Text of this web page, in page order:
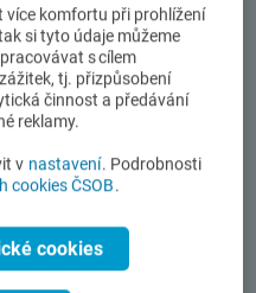
bezpečí, ať už na vodě
všechny vášnivé
na cestách.
komfortu při prohlížení
si tyto údaje můžeme
s cílem
tj. přizpůsobení
činnost a předávání
reklamy.
v nastavení. Podrobnosti
cookies ČSOB.
cookies